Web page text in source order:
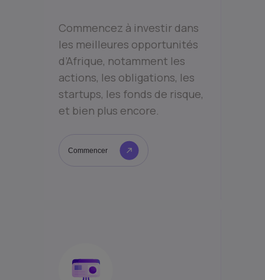
Commencez à investir dans
les meilleures opportunités
d’Afrique, notamment les
actions, les obligations, les
startups, les fonds de risque,
et bien plus encore.
Commencer